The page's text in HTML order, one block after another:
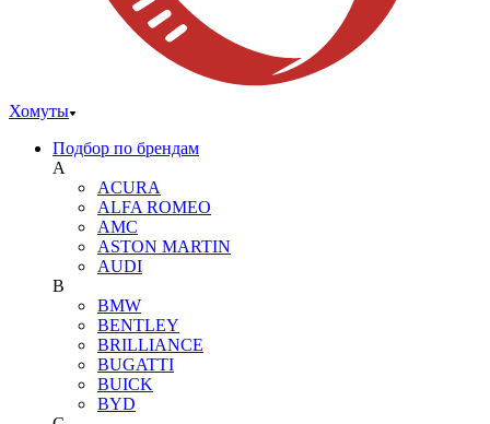
Хомуты
Подбор по брендам
A
ACURA
ALFA ROMEO
AMC
ASTON MARTIN
AUDI
B
BMW
BENTLEY
BRILLIANCE
BUGATTI
BUICK
BYD